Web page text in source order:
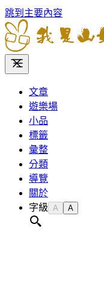
跳到主要內容
文章
遊樂場
小品
標籤
彙整
分類
導覽
關於
字級 A A